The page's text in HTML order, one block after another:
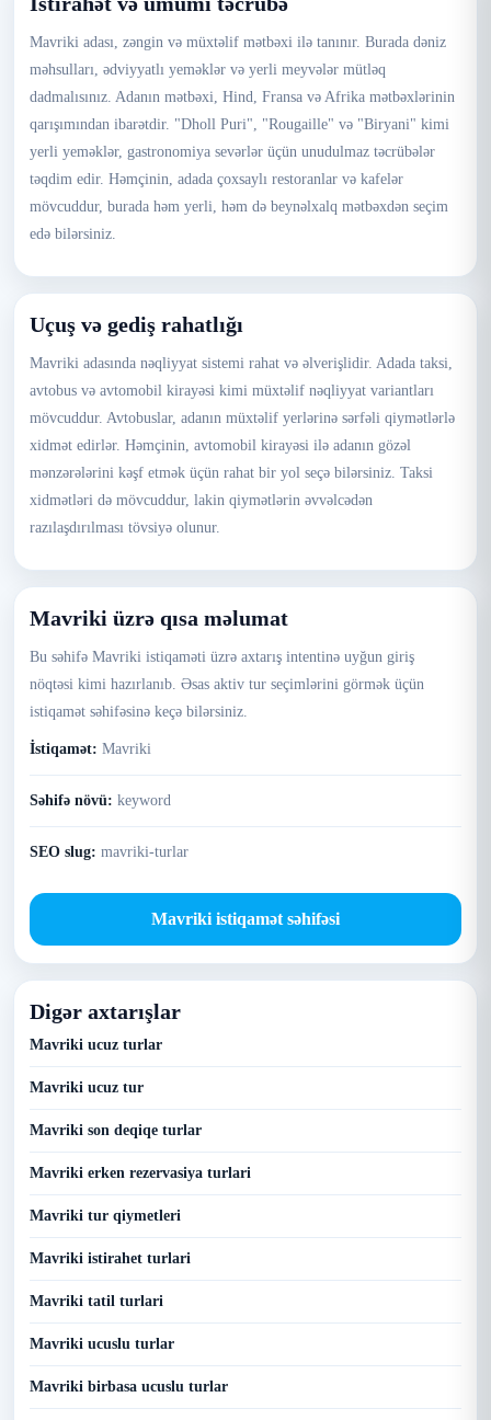
Mavriki adası, zəngin və müxtəlif mətbəxi ilə tanınır. Burada dəniz
məhsulları, ədviyyatlı yeməklər və yerli meyvələr mütləq
dadmalısınız. Adanın mətbəxi, Hind, Fransa və Afrika mətbəxlərinin
qarışımından ibarətdir. "Dholl Puri", "Rougaille" və "Biryani" kimi
yerli yeməklər, gastronomiya sevərlər üçün unudulmaz təcrübələr
təqdim edir. Həmçinin, adada çoxsaylı restoranlar və kafelər
mövcuddur, burada həm yerli, həm də beynəlxalq mətbəxdən seçim
edə bilərsiniz.
Uçuş və gediş rahatlığı
Mavriki adasında nəqliyyat sistemi rahat və əlverişlidir. Adada taksi,
avtobus və avtomobil kirayəsi kimi müxtəlif nəqliyyat variantları
mövcuddur. Avtobuslar, adanın müxtəlif yerlərinə sərfəli qiymətlərlə
xidmət edirlər. Həmçinin, avtomobil kirayəsi ilə adanın gözəl
mənzərələrini kəşf etmək üçün rahat bir yol seçə bilərsiniz. Taksi
xidmətləri də mövcuddur, lakin qiymətlərin əvvəlcədən
razılaşdırılması tövsiyə olunur.
Mavriki üzrə qısa məlumat
Bu səhifə Mavriki istiqaməti üzrə axtarış intentinə uyğun giriş
nöqtəsi kimi hazırlanıb. Əsas aktiv tur seçimlərini görmək üçün
istiqamət səhifəsinə keçə bilərsiniz.
İstiqamət: Mavriki
Səhifə növü: keyword
SEO slug: mavriki-turlar
Mavriki istiqamət səhifəsi
Digər axtarışlar
Mavriki ucuz turlar
Mavriki ucuz tur
Mavriki son deqiqe turlar
Mavriki erken rezervasiya turlari
Mavriki tur qiymetleri
Mavriki istirahet turlari
Mavriki tatil turlari
Mavriki ucuslu turlar
Mavriki birbasa ucuslu turlar